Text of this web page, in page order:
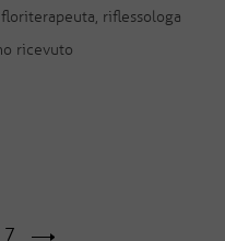
riflessologa
ricevuto
7